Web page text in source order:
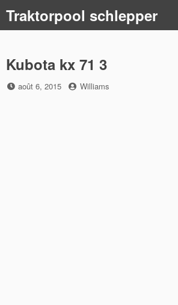
content
Traktorpool schlepper
Kubota kx 71 3
Posted
août 6, 2015 by
Williams